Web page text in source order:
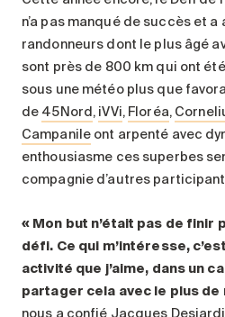
n’a pas manqué de succès et
randonneurs dont le plus âgé
sont près de 800 km qui ont
sous une météo plus que
de 45Nord , iVVi, Floréa,
Campanile ont arpenté avec
enthousiasme ces superbes
compagnie d’autres
« Mon but n’était pas de finir
défi. Ce qui m’intéresse,
activité que j’aime, dans un
partager cela avec le plus de
nous a confié Jacques